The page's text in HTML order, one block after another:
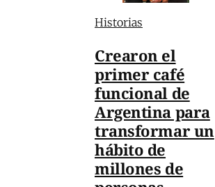
Historias
Crearon el
primer café
funcional de
Argentina para
transformar un
hábito de
millones de